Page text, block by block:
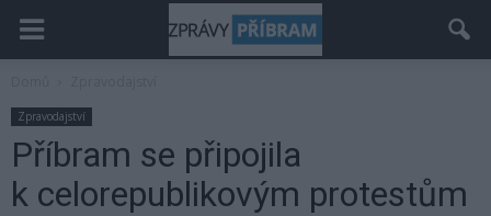
Zpravodajství
Příbram se připojila
k celorepublikovým protestům